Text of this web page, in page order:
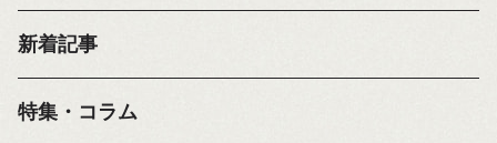
新着記事
特集・コラム